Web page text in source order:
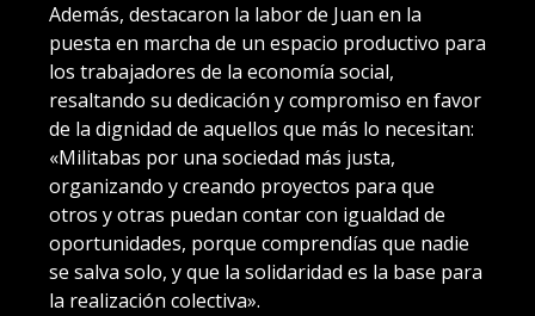
Además, destacaron la labor de Juan en la
puesta en marcha de un espacio productivo para
los trabajadores de la economía social,
resaltando su dedicación y compromiso en favor
de la dignidad de aquellos que más lo necesitan:
«Militabas por una sociedad más justa,
organizando y creando proyectos para que
otros y otras puedan contar con igualdad de
oportunidades, porque comprendías que nadie
se salva solo, y que la solidaridad es la base para
la realización colectiva».